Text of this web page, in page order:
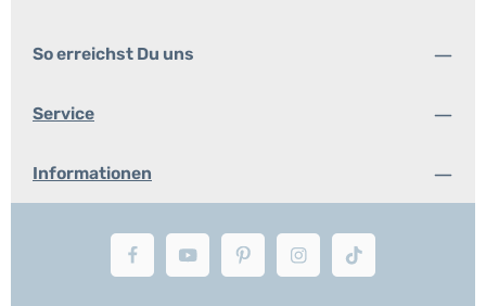
So erreichst Du uns
Service
Informationen